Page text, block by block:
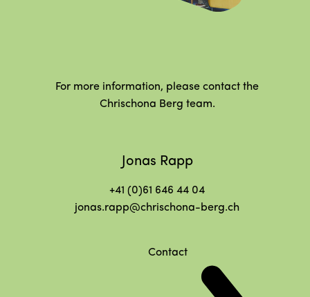
For more information, please contact the
Chrischona Berg team.
Jonas Rapp
+41 (0)61 646 44 04
jonas.rapp@chrischona-berg.ch
Contact